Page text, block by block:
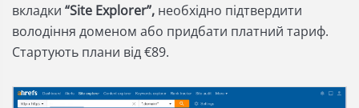
вкладки “Site Explorer”, необхідно підтвердити
володіння доменом або придбати платний тариф.
Стартують плани від €89.